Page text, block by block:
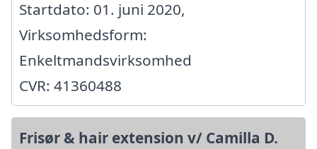
Startdato: 01. juni 2020,
Virksomhedsform:
Enkeltmandsvirksomhed
CVR: 41360488
Frisør & hair extension v/ Camilla D.